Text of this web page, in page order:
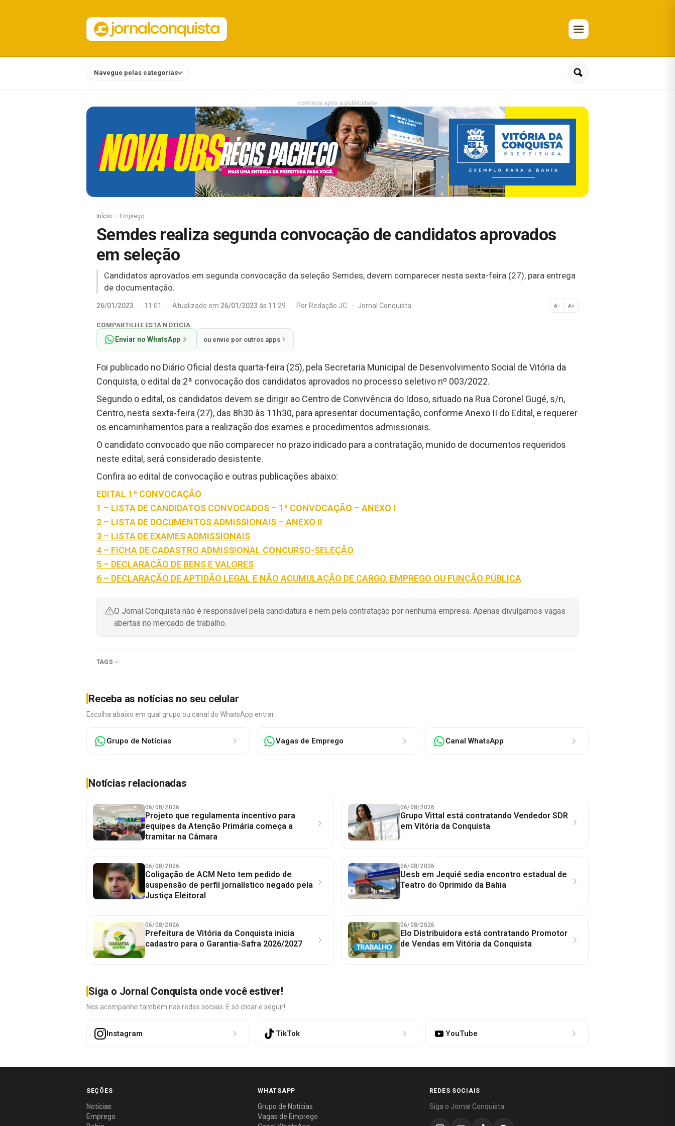
Navegue pelas categorias
continua após a publicidade
Início Emprego
Semdes realiza segunda convocação de candidatos aprovados
em seleção
Candidatos aprovados em segunda convocação da seleção Semdes, devem comparecer nesta sexta-feira (27), para entrega
de documentação.
26/01/2023 · 11:01 · Atualizado em 26/01/2023 às 11:29 · PorRedação JC · Jornal Conquista A− A+
Normal
COMPARTILHE ESTA NOTÍCIA
Enviar no WhatsApp ou envie por outros apps
Foi publicado no Diário Oficial desta quarta-feira (25), pela Secretaria Municipal de Desenvolvimento Social de Vitória da
Conquista, o edital da 2ª convocação dos candidatos aprovados no processo seletivo nº 003/2022.
Segundo o edital, os candidatos devem se dirigir ao Centro de Convivência do Idoso, situado na Rua Coronel Gugé, s/n,
Centro, nesta sexta-feira (27), das 8h30 às 11h30, para apresentar documentação, conforme Anexo II do Edital, e requerer
os encaminhamentos para a realização dos exames e procedimentos admissionais.
O candidato convocado que não comparecer no prazo indicado para a contratação, munido de documentos requeridos
neste edital, será considerado desistente.
Confira ao edital de convocação e outras publicações abaixo:
EDITAL 1ª CONVOCAÇÃO
1 – LISTA DE CANDIDATOS CONVOCADOS – 1ª CONVOCAÇÃO – ANEXO I
2 – LISTA DE DOCUMENTOS ADMISSIONAIS – ANEXO II
3 – LISTA DE EXAMES ADMISSIONAIS
4 – FICHA DE CADASTRO ADMISSIONAL CONCURSO-SELEÇÃO
5 – DECLARAÇÃO DE BENS E VALORES
6 – DECLARAÇÃO DE APTIDÃO LEGAL E NÃO ACUMULAÇÃO DE CARGO, EMPREGO OU FUNÇÃO PÚBLICA
O Jornal Conquista não é responsável pela candidatura e nem pela contratação por nenhuma empresa. Apenas divulgamos vagas
abertas no mercado de trabalho.
TAGS
Receba as notícias no seu celular
Escolha abaixo em qual grupo ou canal do WhatsApp entrar:
Grupo de Notícias Vagas de Emprego Canal WhatsApp
Notícias relacionadas
06/08/2026
Projeto que regulamenta incentivo para
equipes da Atenção Primária começa a
tramitar na Câmara
06/08/2026
Grupo Vittal está contratando Vendedor SDR
em Vitória da Conquista
06/08/2026
Coligação de ACM Neto tem pedido de
suspensão de perfil jornalístico negado pela
Justiça Eleitoral
06/08/2026
Uesb em Jequié sedia encontro estadual de
Teatro do Oprimido da Bahia
06/08/2026
Prefeitura de Vitória da Conquista inicia
cadastro para o Garantia-Safra 2026/2027
06/08/2026
Elo Distribuidora está contratando Promotor
de Vendas em Vitória da Conquista
Siga o Jornal Conquista onde você estiver!
Nos acompanhe também nas redes sociais. É só clicar e seguir!
Instagram TikTok YouTube
SEÇÕES
Notícias
Emprego
WHATSAPP
Grupo de Notícias
Vagas de Emprego
REDES SOCIAIS
Siga o Jornal Conquista